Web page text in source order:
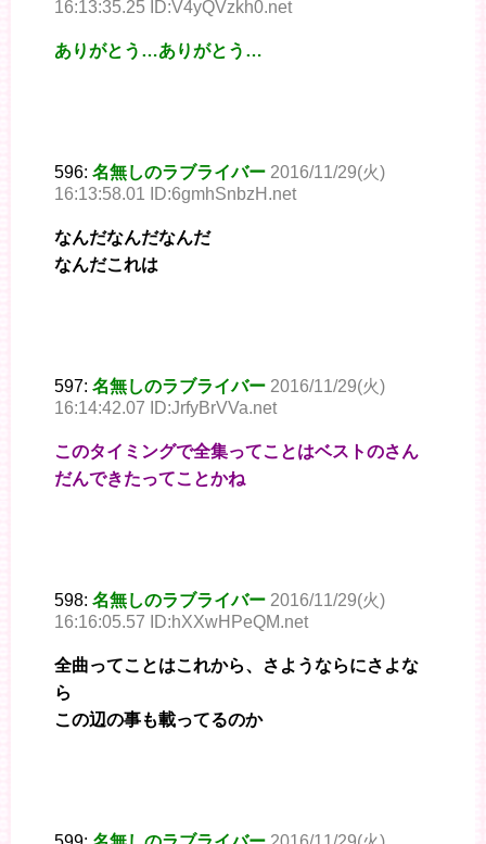
16:13:35.25 ID:V4yQVzkh0.net
ありがとう…ありがとう…
596: 名無しのラブライバー 2016/11/29(火)
16:13:58.01 ID:6gmhSnbzH.net
なんだなんだなんだ
なんだこれは
597: 名無しのラブライバー 2016/11/29(火)
16:14:42.07 ID:JrfyBrVVa.net
このタイミングで全集ってことはベストのさん
だんできたってことかね
598: 名無しのラブライバー 2016/11/29(火)
16:16:05.57 ID:hXXwHPeQM.net
全曲ってことはこれから、さようならにさよな
ら
この辺の事も載ってるのか